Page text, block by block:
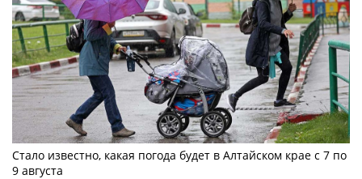
Стало известно, какая погода будет в Алтайском крае с 7 по
9 августа